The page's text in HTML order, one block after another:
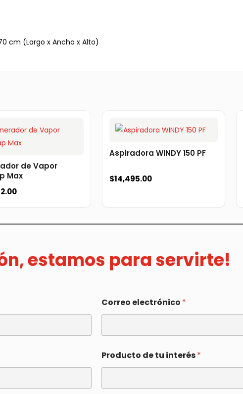
cm (Largo x Ancho x Alto)
de Vapor
Max
Aspiradora WINDY 150 PF
$14,495.00
estamos para servirte!
Correo electrónico *
Producto de tu interés*